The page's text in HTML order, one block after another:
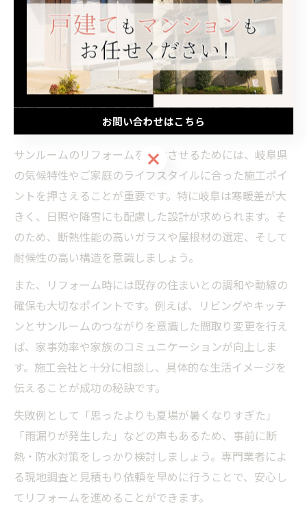
理想空間づくりに役立つサンルー
ム施工ポイント
リフォーム成功のためのサンルーム施工ポイン
サンルームのリフォームを成功させるためには、岐阜県
の気候特性やご家庭のライフスタイルに合った施工ポイ
ントを押さえることが重要です。特に岐阜は寒暖差が大
きく、日照や降雪にも配慮した設計が求められます。そ
のため、断熱性能の高いガラスや屋根材の選定、そして
耐候性の高い構造を意識しましょう。
また、リフォーム時には既存の住まいとの調和や動線の
確保も大切なポイントです。例えば、リビングやキッチ
ンとサンルームのつながりを意識した間取り変更を行え
ば、家事効率や家族のコミュニケーションが向上しま
す。施工会社と十分に相談し、具体的な生活イメージを
伝えることが成功の秘訣です。
失敗例として「思ったよりも夏場が暑くなりすぎた」
「雨漏りが発生した」などの声もあるため、事前に断
熱・防水対策をしっかり検討しましょう。専門業者によ
る現地調査と見積もり依頼を早めに行うことで、安心し
てリフォームを進めることができます。
お問い合わせはこちら
お問い合わせはこちら